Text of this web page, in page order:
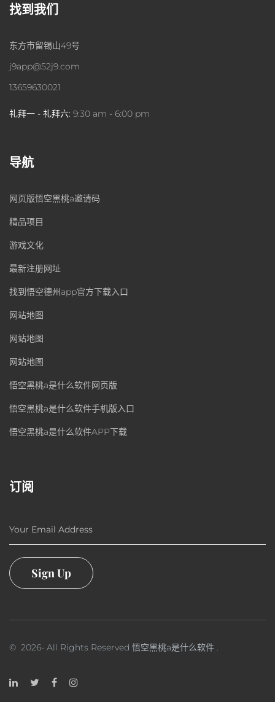
找到我们
东方市留锡山49号
j9app@52j9.com
13659630021
礼拜一 - 礼拜六: 9:30 am - 6:00 pm
导航
网页版悟空黑桃a邀请码
精品项目
游戏文化
最新注册网址
找到悟空德州app官方下载入口
网站地图
网站地图
网站地图
悟空黑桃a是什么软件网页版
悟空黑桃a是什么软件手机版入口
悟空黑桃a是什么软件APP下载
订阅
Your Email Address
Sign Up
© 2026- All Rights Reserved 悟空黑桃a是什么软件 .